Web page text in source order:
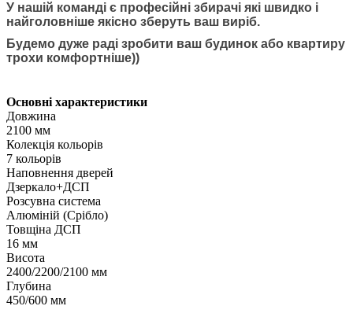
У нашій команді є професійні збирачі які швидко і
найголовніше якісно зберуть ваш виріб.
Будемо дуже раді зробити ваш будинок або квартиру
трохи комфортніше))
Основні характеристики
Довжина
2100 мм
Колекція кольорів
7 кольорів
Наповнення дверей
Дзеркало+ДСП
Розсувна система
Алюміній (Срібло)
Товщіна ДСП
16 мм
Висота
2400/2200/2100 мм
Глубина
450/600 мм